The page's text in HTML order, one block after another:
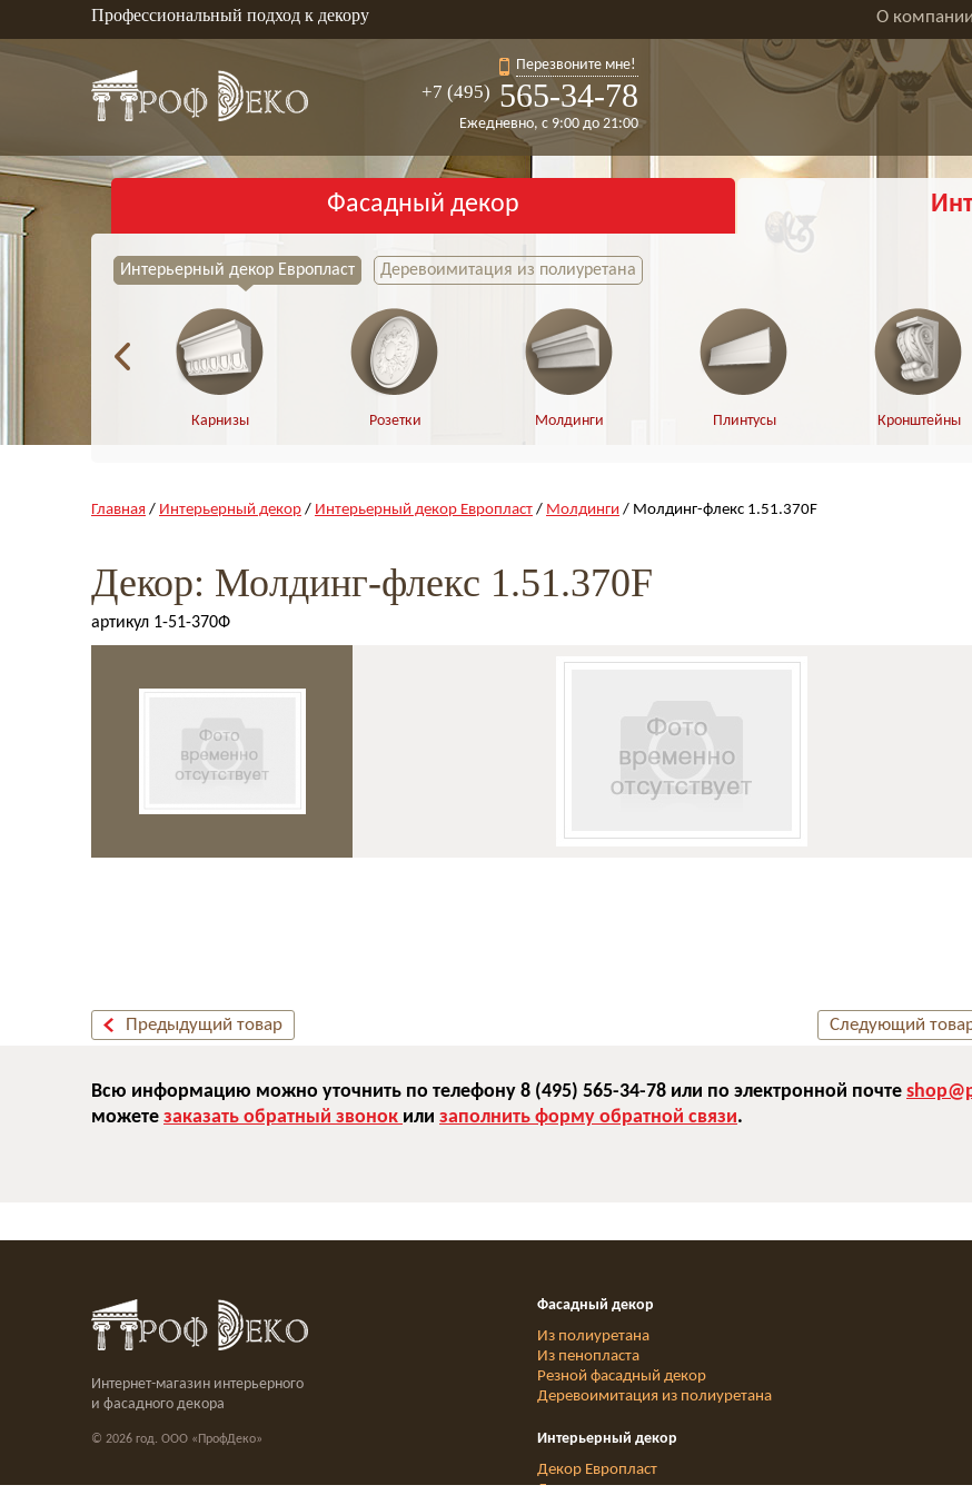
Профессиональный подход к декору О компании
Перезвоните мне!
+7 (495) 565-34-78
Ежедневно, с 9:00 до 21:00
Фасадный декор
Интерьерный декор Европласт Деревоимитация из полиуретана
Карнизы Розетки Молдинги Плинтусы Кронштейны
Главная / Интерьерный декор / Интерьерный декор Европласт / Молдинги / Молдинг-флекc 1.51.370F
Декор: Молдинг-флекc 1.51.370F
артикул 1-51-370Ф
Предыдущий товар Следующий
Всю информацию можно уточнить по телефону 8 (495) 565-34-78 или по электронной почте
можете заказать обратный звонок или заполнить форму обратной связи.
Интернет-магазин интерьерного
и фасадного декора
© 2026 год. ООО «ПрофДеко»
Фасадный декор
Из полиуретана
Из пенопласта
Резной фасадный декор
Деревоимитация из полиуретана
Интерьерный декор
Декор Европласт
Деревоимитация из полиуретана